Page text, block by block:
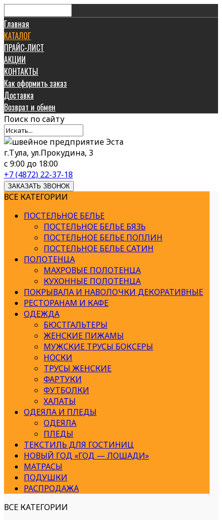
Главная
КАТАЛОГ
ПРАЙС-ЛИСТ
АКЦИИ
КОНТАКТЫ
Как оформить заказ
Доставка
Возврат и обмен
Поиск по сайту
г.Тула, ул.Прокудина, 3
с 9:00 до 18:00
+7 (4872) 22-37-18
ЗАКАЗАТЬ ЗВОНОК
ВСЕ КАТЕГОРИИ
ПОСТЕЛЬНОЕ БЕЛЬЕ
ПОСТЕЛЬНОЕ БЕЛЬЕ БЯЗЬ
ПОСТЕЛЬНОЕ БЕЛЬЕ ПОПЛИН
ПОСТЕЛЬНОЕ БЕЛЬЕ САТИН
ПОЛОТЕНЦА
МАХРОВЫЕ ПОЛОТЕНЦА
КУХОННЫЕ ПОЛОТЕНЦА
ПОКРЫВАЛА И НАВОЛОЧКИ ДЕКОРАТИВНЫЕ
РЕСТОРАНАМ И КАФЕ
ОДЕЖДА
БЮСТГАЛЬТЕРЫ
ЖЕНСКИЕ ПИЖАМЫ
МУЖСКИЕ ТРУСЫ БОКСЕРЫ
НОСКИ
ТРУСЫ ЖЕНСКИЕ
ФАРТУКИ
ФУТБОЛКИ
ХАЛАТЫ
ОДЕЯЛА И ПЛЕДЫ
ОДЕЯЛА
ПЛЕДЫ
ТЕКСТИЛЬ ДЛЯ ГОСТИНИЦ
НОВЫЙ ГОД «ГОД — ЛОШАДИ»
МАТРАСЫ
ПОДУШКИ
РАСПРОДАЖА
ВСЕ КАТЕГОРИИ